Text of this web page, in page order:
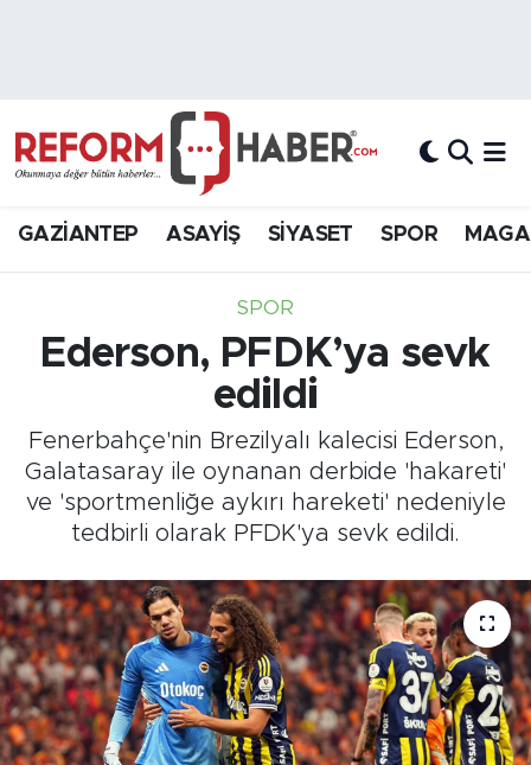
GAZİANTEP ASAYİŞ SİYASET SPOR
SPOR
Ederson, PFDK’ya sevk
edildi
Fenerbahçe'nin Brezilyalı kalecisi Ederson,
Galatasaray ile oynanan derbide 'hakareti'
ve 'sportmenliğe aykırı hareketi' nedeniyle
tedbirli olarak PFDK'ya sevk edildi.
Hava Durumu
Süper Lig Puan Durumu ve Fikstür
Son Dakika Haberleri
Haber Arşivi